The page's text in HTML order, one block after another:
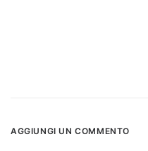
AGGIUNGI UN COMMENTO